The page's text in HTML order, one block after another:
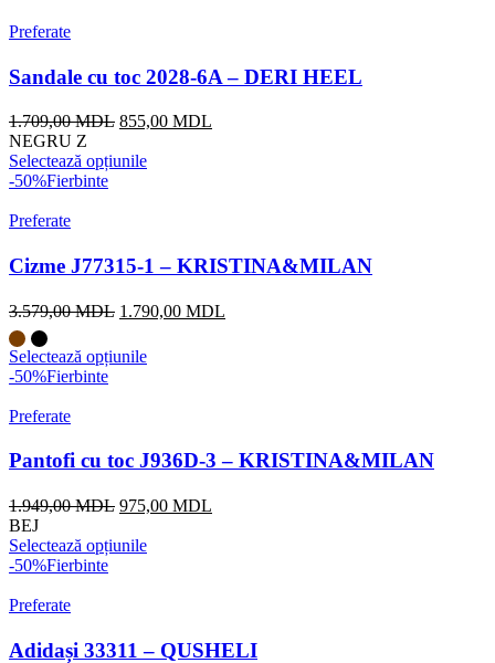
Preferate
Sandale cu toc 2028-6A – DERI HEEL
1.709,00MDL Prețul
a
855,00 MDL
NEGRU Z
Selectează opțiunile
-50%Fierbinte
Preferate
Cizme J77315-1 – KRISTINA&MILAN
3.579,00MDL Prețul
a
fost:
1.790,00 MDL
Selectează opțiunile
-50%Fierbinte
Preferate
Pantofi cu toc J936D-3 – KRISTINA&MILAN
1.949,00MDL Prețul
a
975,00 MDL
BEJ
Selectează opțiunile
-50%Fierbinte
Preferate
Adidași 33311 – QUSHELI